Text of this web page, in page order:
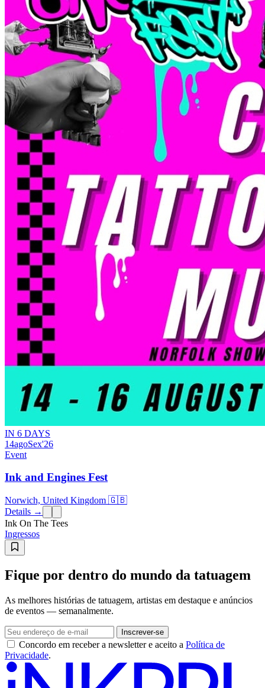
IN 6 DAYS
14agoSex'26
Event
Ink and Engines Fest
Norwich, United Kingdom 🇬🇧
Details →
Ink On The Tees
Ingressos
Fique por dentro do mundo da tatuagem
As melhores histórias de tatuagem, artistas em destaque e anúncios
de eventos — semanalmente.
Inscrever-se
Concordo em receber a newsletter e aceito a Política de
Privacidade.